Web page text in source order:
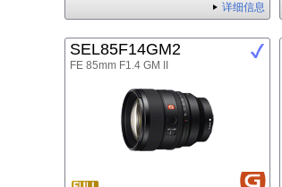
详细信息
SEL85F14GM2
FE 85mm F1.4 GM II